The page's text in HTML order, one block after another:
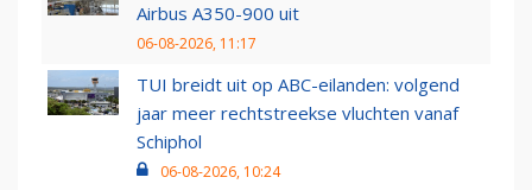
Airbus A350-900 uit
06-08-2026, 11:17
TUI breidt uit op ABC-eilanden: volgend
jaar meer rechtstreekse vluchten vanaf
Schiphol
06-08-2026, 10:24